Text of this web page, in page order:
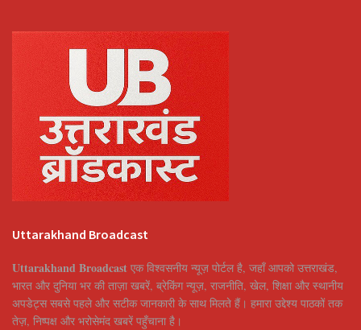
Uttarakhand Broadcast
Uttarakhand Broadcast एक विश्वसनीय न्यूज़ पोर्टल है, जहाँ आपको उत्तराखंड,
भारत और दुनिया भर की ताज़ा खबरें, ब्रेकिंग न्यूज़, राजनीति, खेल, शिक्षा और स्थानीय
अपडेट्स सबसे पहले और सटीक जानकारी के साथ मिलते हैं। हमारा उद्देश्य पाठकों तक
तेज़, निष्पक्ष और भरोसेमंद खबरें पहुँचाना है।